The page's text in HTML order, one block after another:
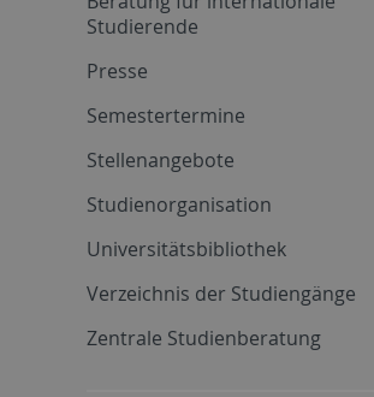
Studierende
Presse
Semestertermine
Stellenangebote
Studienorganisation
Universitätsbibliothek
Verzeichnis der Studiengänge
Zentrale Studienberatung